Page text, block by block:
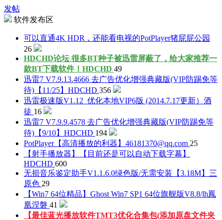
发帖
软件发布区
可以直通4K HDR，还能看电视的PotPlayer猪屁屁公园
26
HDCHD论坛 很多BT种子被迅雷屏蔽了，给大家推荐一
款BT下载软件！ HDCHD 49
迅雷7 V7.9.13.4666 去广告优化增强典藏版(VIP防踢免等
待)【11/25】 HDCHD 356
迅雷极速版V1.12_优化本地VIP6版 (2014.7.17更新） 酒
徒 16
迅雷7 V7.9.9.4578 去广告优化增强典藏版(VIP防踢免等
待)【9/10】 HDCHD 194
PotPlayer【高清播放的利器】 46181370@qq.com 25
【射手播放器】【目前还是可以自动下载字幕】
HDCHD 600
无损音乐鉴定助手V1.1.6.0绿色版/无需安装【3.18M】 三
原色 29
【Win7 64位精品】Ghost Win7 SP1 64位旗舰版V8.8/lh鳳
凰涅磐 41
【最佳蓝光播放软件TMT3优化合集包(添加原盘文件夹